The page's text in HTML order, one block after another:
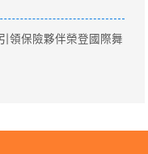
領保險夥伴榮登國際舞